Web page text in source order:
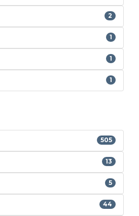
2
1
1
1
505
13
5
44